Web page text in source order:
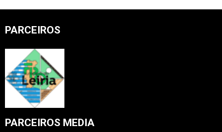
PARCEIROS
PARCEIROS MEDIA